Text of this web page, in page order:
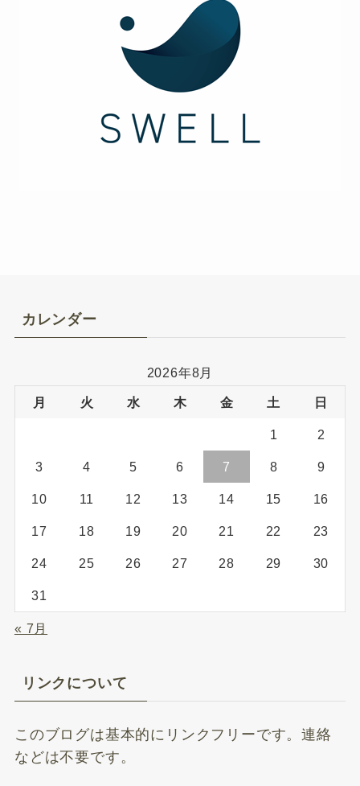
カレンダー
2026年8月
月 火 水 木 金 土 日
1 2
3 4 5 6 7 8 9
10 11 12 13 14 15 16
17 18 19 20 21 22 23
24 25 26 27 28 29 30
31
« 7月
リンクについて
このブログは基本的にリンクフリーです。連絡
などは不要です。